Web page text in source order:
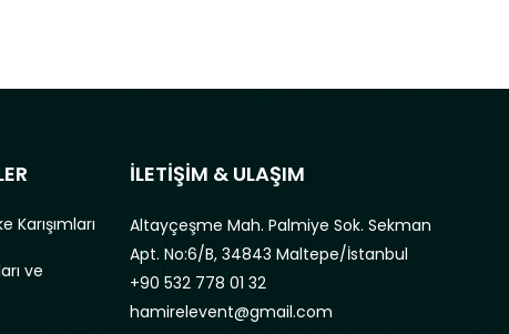
Karışımları
ve
İLETİŞİM & ULAŞIM
Altayçeşme Mah. Palmiye Sok. Sekman
Apt. No:6/B, 34843 Maltepe/İstanbul
+90 532 778 01 32
hamirelevent@gmail.com